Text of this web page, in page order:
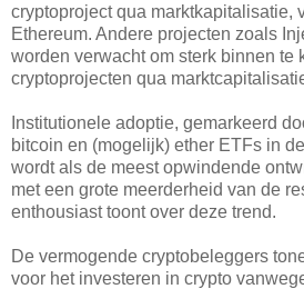
cryptoproject qua marktkapitalisatie,
Ethereum. Andere projecten zoals
worden verwacht om sterk binnen te
cryptoprojecten qua
Institutionele adoptie, gemarkeerd
bitcoin en (mogelijk) ether ETFs in
wordt als de meest opwindende
met een grote meerderheid van de
enthousiast toont over deze trend.
De vermogende cryptobeleggers
voor het investeren in crypto